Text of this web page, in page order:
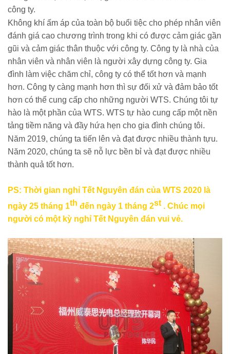
công ty.
Không khí ấm áp của toàn bộ buổi tiệc cho phép nhân viên
đánh giá cao chương trình trong khi có được cảm giác gần
gũi và cảm giác thân thuộc với công ty. Công ty là nhà của
nhân viên và nhân viên là người xây dựng công ty. Gia
đình làm việc chăm chỉ, công ty có thể tốt hơn và mạnh
hơn. Công ty càng mạnh hơn thì sự đối xử và đảm bảo tốt
hơn có thể cung cấp cho những người WTS. Chúng tôi tự
hào là một phần của WTS. WTS tự hào cung cấp một nền
tảng tiềm năng và đầy hứa hẹn cho gia đình chúng tôi.
Năm 2019, chúng ta tiến lên và đạt được nhiều thành tựu.
Năm 2020, chúng ta sẽ nỗ lực bền bỉ và đạt được nhiều
thành quả tốt hơn.
PS: Thời gian nghỉ Tết Nguyên đán của WTS 2020 là
ngày 25 tháng 1th đến ngày 1 tháng 2st. Chúc mọi
người có một kỳ nghỉ Tết Nguyên đán vui vẻ.